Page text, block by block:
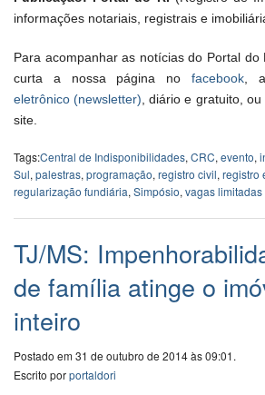
informações notariais, registrais e
Para acompanhar as notícias do Portal do
curta a nossa página no facebook,
eletrônico (newsletter) , diário e gratuito, ou
site.
Tags:Central de Indisponibilidades, CRC, evento,
Sul, palestras, programação, registro civil, registro
regularização fundiária, Simpósio, vagas limitadas
TJ/MS:
de família atinge o
inteiro
Postado em 31 de outubro de 2014 às 09:01.
Escrito porportaldori